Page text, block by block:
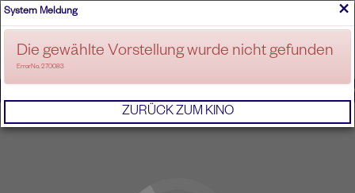
ANMELDEN
×
System Meldung
Die gewählte Vorstellung wurde nicht gefunden
ErrorNo. 270083
ZURÜCK ZUM KINO